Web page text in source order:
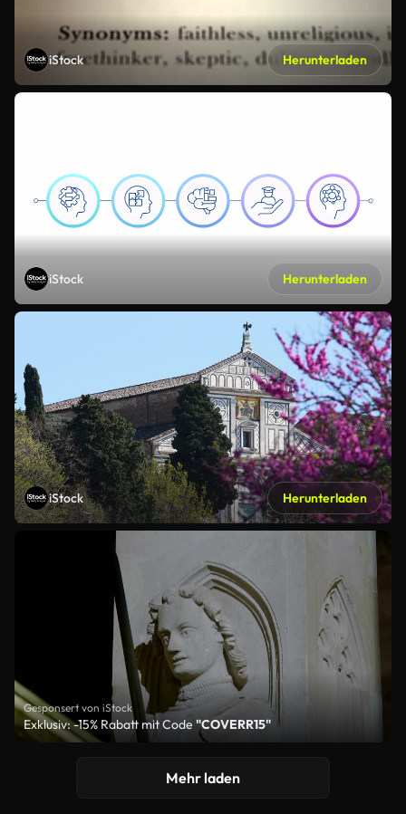
iStock Herunterladen
iStock Herunterladen
iStock Herunterladen
Gesponsert von iStock
Exklusiv: -15% Rabatt mit Code "COVERR15"
Mehr laden